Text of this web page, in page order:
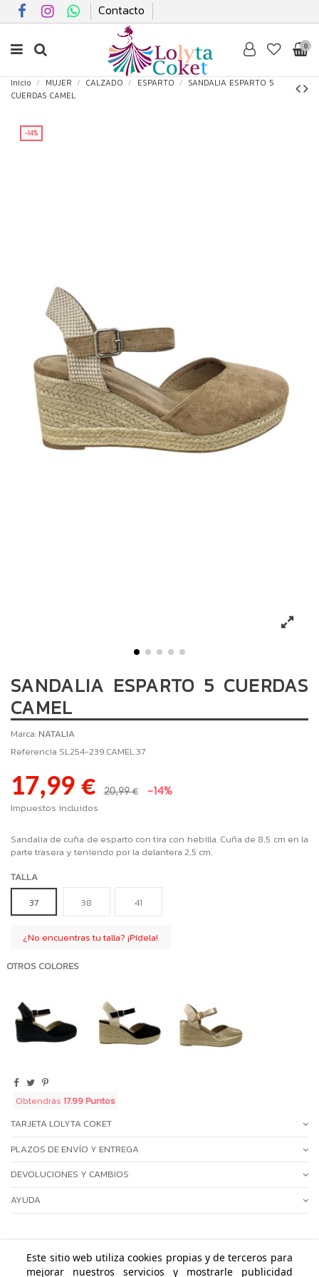
Contacto
0
Inicio MUJER CALZADO ESPARTO
SANDALIA ESPARTO 5
CUERDAS CAMEL
-14%
SANDALIA ESPARTO 5 CUERDAS
CAMEL
Marca: NATALIA
Referencia SL254-239.CAMEL.37
17,99 € 20,99 € -14%
Impuestos incluidos
Sandalia de cuña de esparto con tira con hebilla. Cuña de 8,5 cm en la
parte trasera y teniendo por la delantera 2,5 cm.
TALLA
37
38 41
¿No encuentras tu talla? ¡Pídela!
OTROS COLORES
Obtendrás 17.99 Puntos
TARJETA LOLYTA COKET
PLAZOS DE ENVÍO Y ENTREGA
DEVOLUCIONES Y CAMBIOS
AYUDA
Este sitio web utiliza cookies propias y de terceros para
mejorar nuestros servicios y mostrarle publicidad